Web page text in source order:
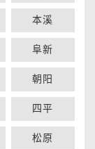
本溪
阜新
朝阳
四平
松原